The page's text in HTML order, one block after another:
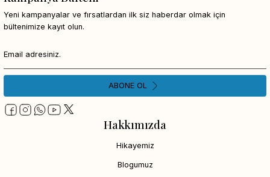
Hakkımızda
Hikayemiz
Blogumuz
Yeni kampanyalar ve fırsatlardan ilk siz haberdar olmak için
bültenimize kayıt olun.
ABONE OL